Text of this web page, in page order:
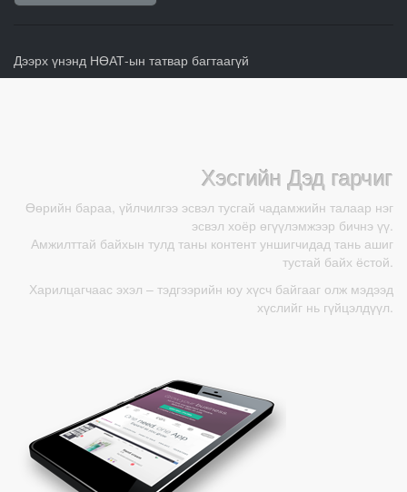
Дээрх үнэнд НӨАТ-ын татвар багтаагүй
Хэсгийн Дэд гарчиг
Өөрийн бараа, үйлчилгээ эсвэл тусгай чадамжийн талаар нэг
эсвэл хоёр өгүүлэмжээр бичнэ үү.
Амжилттай байхын тулд таны контент уншигчидад тань ашиг
тустай байх ёстой.
Харилцагчаас эхэл – тэдгээрийн юу хүсч байгааг олж мэдээд
хүслийг нь гүйцэлдүүл.